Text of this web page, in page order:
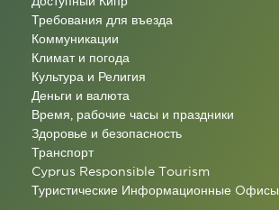
Требования для въезда
Коммуникации
Климат и погода
Культура и Религия
Деньги и валюта
Время, рабочие часы и праздники
Здоровье и безопасность
Транспорт
Cyprus Responsible Tourism
Туристические Информационные Oфисы